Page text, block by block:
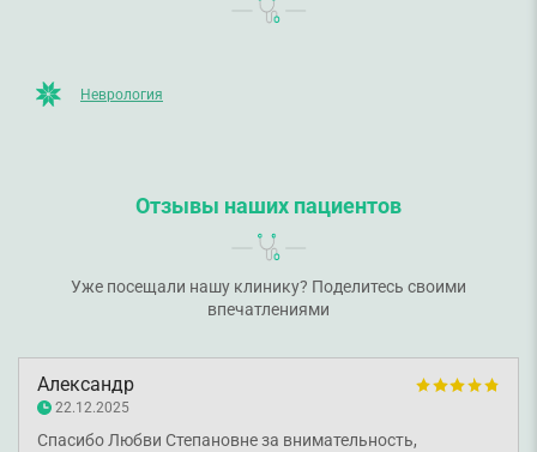
Неврология
Отзывы наших пациентов
Уже посещали нашу клинику? Поделитесь своими
впечатлениями
Александр
22.12.2025
Спасибо Любви Степановне за внимательность,